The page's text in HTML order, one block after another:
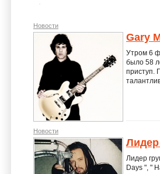
Новости
Gary
Утром 6
было 58
приступ.
Новости
Лидер
Days ", "